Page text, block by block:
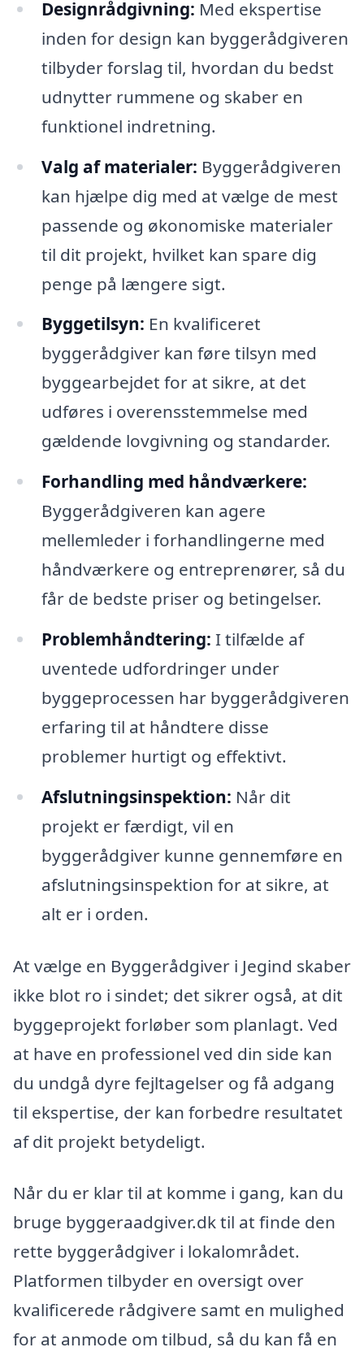
Designrådgivning: Med ekspertise
inden for design kan byggerådgiveren
tilbyder forslag til, hvordan du bedst
udnytter rummene og skaber en
funktionel indretning.
Valg af materialer: Byggerådgiveren
kan hjælpe dig med at vælge de mest
passende og økonomiske materialer
til dit projekt, hvilket kan spare dig
penge på længere sigt.
Byggetilsyn: En kvalificeret
byggerådgiver kan føre tilsyn med
byggearbejdet for at sikre, at det
udføres i overensstemmelse med
gældende lovgivning og standarder.
Forhandling med håndværkere:
Byggerådgiveren kan agere
mellemleder i forhandlingerne med
håndværkere og entreprenører, så du
får de bedste priser og betingelser.
Problemhåndtering: I tilfælde af
uventede udfordringer under
byggeprocessen har byggerådgiveren
erfaring til at håndtere disse
problemer hurtigt og effektivt.
Afslutningsinspektion: Når dit
projekt er færdigt, vil en
byggerådgiver kunne gennemføre en
afslutningsinspektion for at sikre, at
alt er i orden.
At vælge en Byggerådgiver i Jegind skaber
ikke blot ro i sindet; det sikrer også, at dit
byggeprojekt forløber som planlagt. Ved
at have en professionel ved din side kan
du undgå dyre fejltagelser og få adgang
til ekspertise, der kan forbedre resultatet
af dit projekt betydeligt.
Når du er klar til at komme i gang, kan du
bruge byggeraadgiver.dk til at finde den
rette byggerådgiver i lokalområdet.
Platformen tilbyder en oversigt over
kvalificerede rådgivere samt en mulighed
for at anmode om tilbud, så du kan få en